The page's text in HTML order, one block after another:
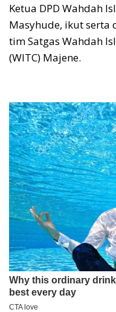
Ketua DPD Wahdah
Masyhude, ikut
tim Satgas Wahdah
(WITC) Majene.